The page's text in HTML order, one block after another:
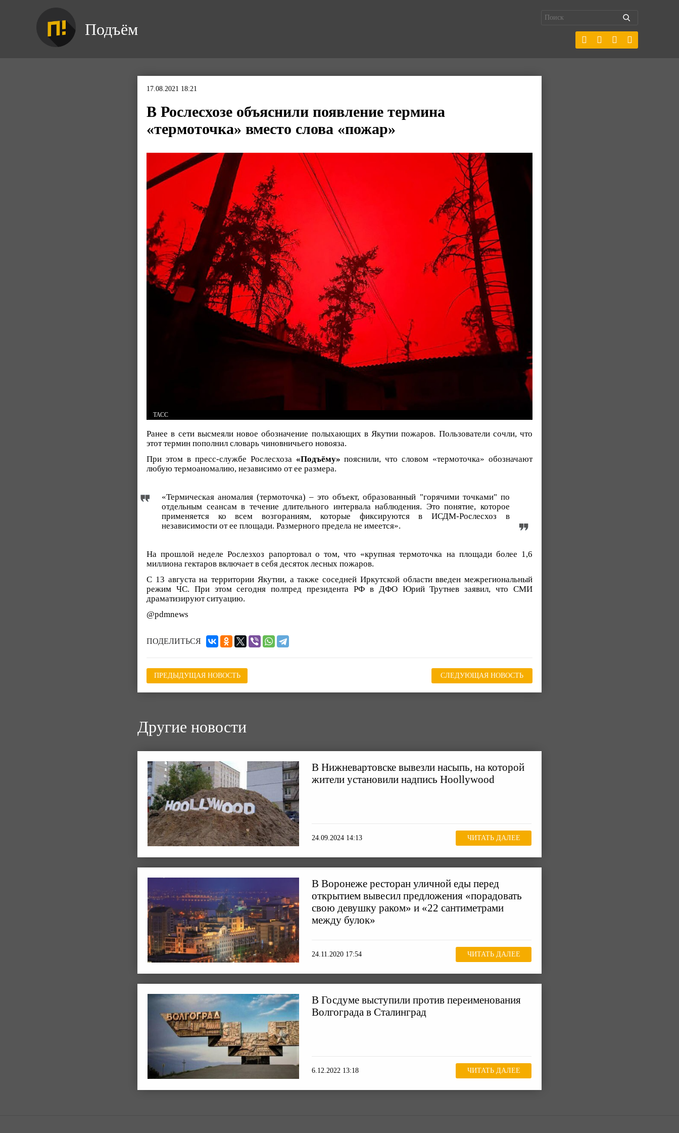
Подъём
17.08.2021 18:21
В Рослесхозе объяснили появление термина
«термоточка» вместо слова «пожар»
ТАСС
Ранее в сети высмеяли новое обозначение полыхающих в Якутии пожаров. Пользователи сочли, что
этот термин пополнил словарь чиновничьего новояза.
При этом в пресс-службе Рослесхоза «Подъёму» пояснили, что словом «термоточка» обозначают
любую термоаномалию, независимо от ее размера.
«Термическая аномалия (термоточка) – это объект, образованный "горячими точками" по
отдельным сеансам в течение длительного интервала наблюдения. Это понятие, которое
применяется ко всем возгораниям, которые фиксируются в ИСДМ-Рослесхоз в
независимости от ее площади. Размерного предела не имеется».
На прошлой неделе Рослезхоз рапортовал о том, что «крупная термоточка на площади более 1,6
миллиона гектаров включает в себя десяток лесных пожаров.
С 13 августа на территории Якутии, а также соседней Иркутской области введен межрегиональный
режим ЧС. При этом сегодня полпред президента РФ в ДФО Юрий Трутнев заявил, что СМИ
драматизируют ситуацию.
@pdmnews
ПОДЕЛИТЬСЯ
ПРЕДЫДУЩАЯ НОВОСТЬ СЛЕДУЮЩАЯ НОВОСТЬ
Другие новости
В Нижневартовске вывезли насыпь, на которой
жители установили надпись Hoollywood
24.09.2024 14:13 ЧИТАТЬ ДАЛЕЕ
В Воронеже ресторан уличной еды перед
открытием вывесил предложения «порадовать
свою девушку раком» и «22 сантиметрами
между булок»
24.11.2020 17:54 ЧИТАТЬ ДАЛЕЕ
В Госдуме выступили против переименования
Волгограда в Сталинград
6.12.2022 13:18 ЧИТАТЬ ДАЛЕЕ